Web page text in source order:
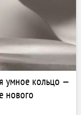
умное кольцо —
нового